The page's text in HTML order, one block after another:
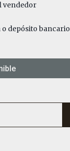
vendedor
depósito bancario